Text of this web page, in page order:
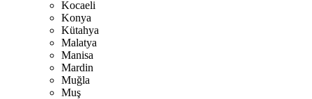
Kocaeli
Konya
Kütahya
Malatya
Manisa
Mardin
Muğla
Muş